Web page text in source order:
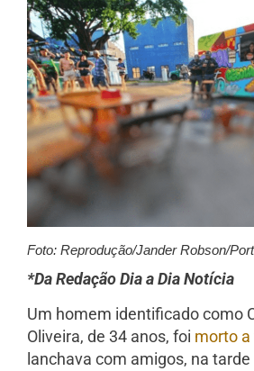
Foto: Reprodução/Jander Robson/
*Da Redação Dia a Dia Notícia
Um homem identificado como
Oliveira, de 34 anos, foi morto
lanchava com amigos, na